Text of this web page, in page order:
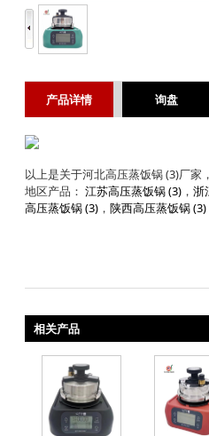
产品详情 询盘
以上是关于河北高压蒸饭锅 (3)厂
地区产品： 江苏高压蒸饭锅 (3) ， 浙
高压蒸饭锅 (3) ， 陕西高压蒸饭锅 (3)
相关产品